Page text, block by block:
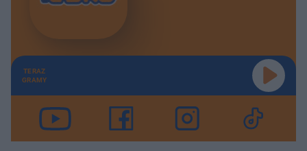
TERAZ
GRAMY